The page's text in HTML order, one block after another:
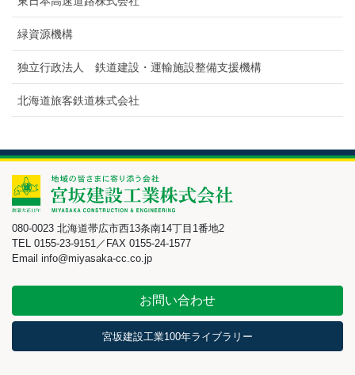
緑資源機構
独立行政法人 鉄道建設・運輸施設整備支援機構
北海道旅客鉄道株式会社
080-0023 北海道帯広市西13条南14丁目1番地2
TEL 0155-23-9151／FAX 0155-24-1577
Email info@miyasaka-cc.co.jp
お問い合わせ
宮坂建設工業100年ライブラリー